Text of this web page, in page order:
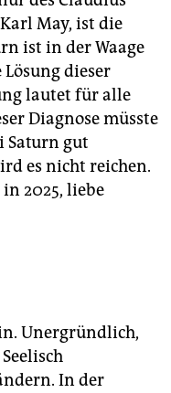
May, ist die
ist in der Waage
dieser
lautet für alle
Diagnose müsste
Saturn gut
es nicht reichen.
2025, liebe
Unergründlich,
In der